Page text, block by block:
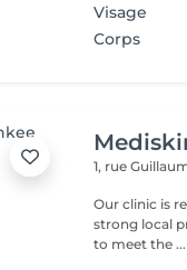
Visage
Corps
1, rue
Our clinic is
strong local
to meet the ...